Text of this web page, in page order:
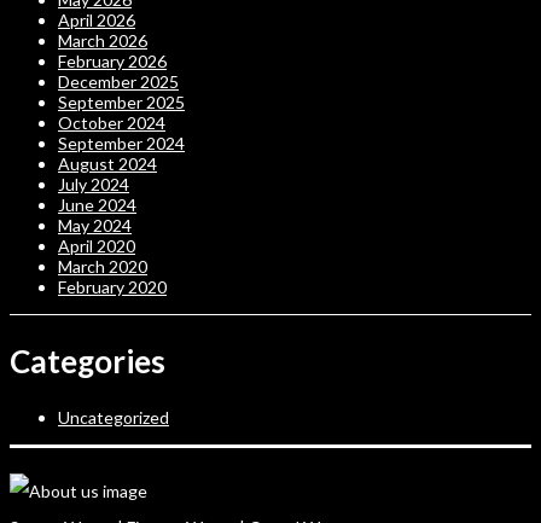
April 2026
March 2026
February 2026
December 2025
September 2025
October 2024
September 2024
August 2024
July 2024
June 2024
May 2024
April 2020
March 2020
February 2020
Categories
Uncategorized